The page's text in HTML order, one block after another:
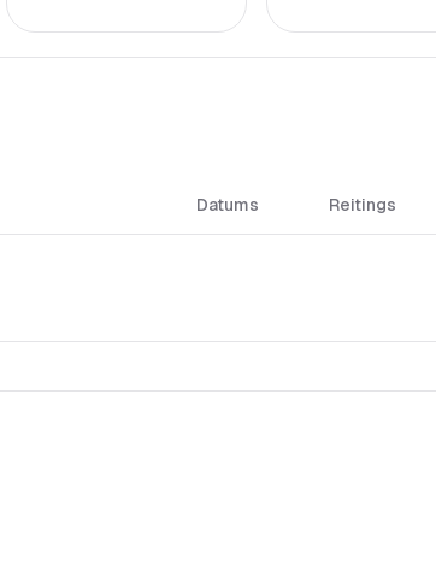
Datums Reitings